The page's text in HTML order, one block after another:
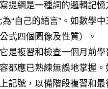
提綱是一種詞的邏輯記憶
“自己的語言”。如數學
式四個圖像及性質）。
複習和檢查一個月前學
都應已熟練無誤地掌握。
記號，以備階段複習和